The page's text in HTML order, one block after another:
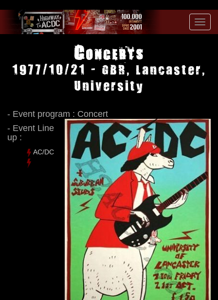
Concerts
1977/10/21 - GBR, Lancaster,
University
- Event program : Concert
- Event Line
up :
AC/DC